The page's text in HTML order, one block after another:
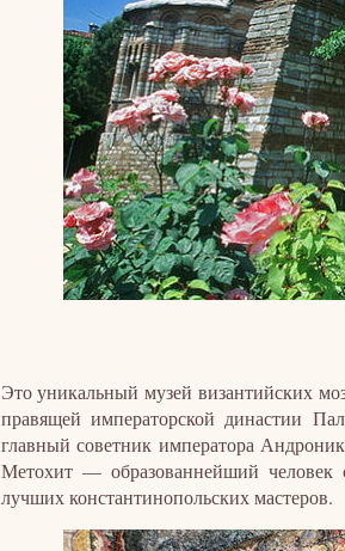
Это уникальный музей византийских
правящей императорской династии
главный советник императора
Метохит — образованнейший человек
лучших константинопольских мастеров.